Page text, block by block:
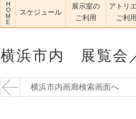
H
O
M
E
スケジュール
展示室の
ご利用
アトリ
ご利用
横浜市内 展覧会
横浜市内画廊検索画面へ